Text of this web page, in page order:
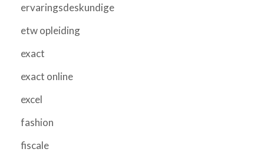
ervaringsdeskundige
etw opleiding
exact
exact online
excel
fashion
fiscale